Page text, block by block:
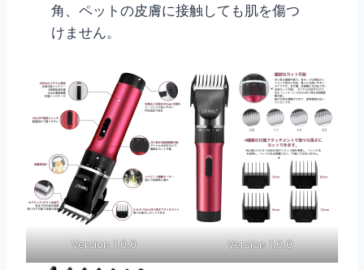
角、ペットの皮膚に接触しても肌を傷つ
けません。
Version 1.0.0 Version 1.0.0